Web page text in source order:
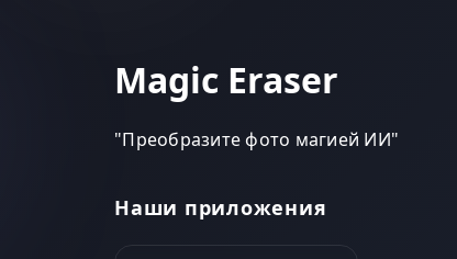
Magic Eraser
"Преобразите фото магией ИИ"
Наши приложения